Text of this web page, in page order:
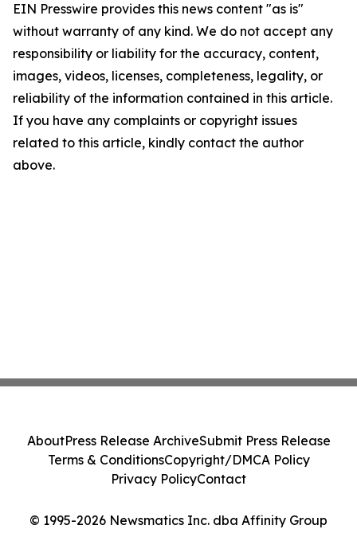
EIN Presswire provides this news content "as is"
without warranty of any kind. We do not accept any
responsibility or liability for the accuracy, content,
images, videos, licenses, completeness, legality, or
reliability of the information contained in this article.
If you have any complaints or copyright issues
related to this article, kindly contact the author
above.
© 1995-2026 Newsmatics Inc. dba Affinity Group
AboutPress Release ArchiveSubmit Press Release
Terms & ConditionsCopyright/DMCA Policy
Privacy PolicyContact